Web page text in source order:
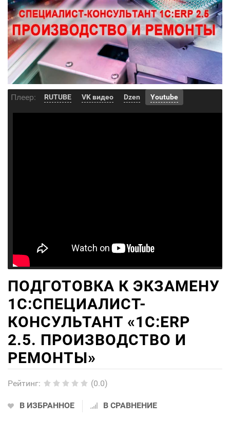
Плеер: RUTUBE VK видео Dzen Youtube
ПОДГОТОВКА К ЭКЗАМЕНУ
1С:СПЕЦИАЛИСТ-
КОНСУЛЬТАНТ «1С:ERP
2.5. ПРОИЗВОДСТВО И
РЕМОНТЫ»
Рейтинг: (0.0)
В ИЗБРАННОЕ В СРАВНЕНИЕ